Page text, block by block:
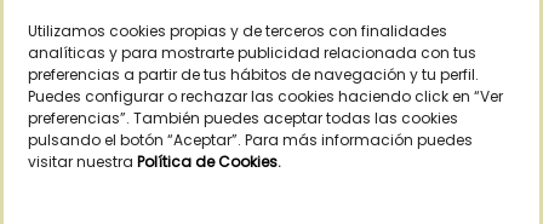
Utilizamos cookies propias y de terceros con finalidades
analíticas y para mostrarte publicidad relacionada con tus
preferencias a partir de tus hábitos de navegación y tu perfil.
Puedes configurar o rechazar las cookies haciendo click en “Ver
preferencias”. También puedes aceptar todas las cookies
pulsando el botón “Aceptar”. Para más información puedes
visitar nuestra Política de Cookies.
Reconocimientos